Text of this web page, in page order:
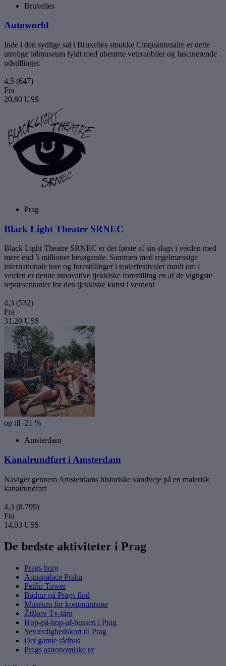
Bruxelles
Autoworld
Inde i den sydlige sal i Bruxelles smukke Cinquantenaire er dette
utrolige bilmuseum fyldt med uberørte veteranbiler og fascinerende
udstillinger.
4,5 (647)
Fra
20,80 US$
Prag
Black Light Theater SRNEC
Black Light Theatre SRNEC er det første af sin slags i verden med
mere end 5 millioner besøgende. Sammen med regelmæssige
internationale ture og forestillinger i teaterfestivaler rundt om i
verden er denne innovative tjekkiske forestilling en af de vigtigste
repræsentanter for den tjekkiske kunst i verden!
4,3 (532)
Fra
31,20 US$
op til -21 %
Amsterdam
Kanalrundfart i Amsterdam
Naviger gennem Amsterdams historiske vandveje på en malerisk
kanalrundfart
4,3 (8.799)
Fra
14,03 US$
De bedste aktiviteter i Prag
Prags borg
Aquapalace Praha
Petřín Tower
Bådtur på Prags flod
Museum for kommunisme
Žižkov Tv-tårn
Hop-på-hop-af-bussen i Prag
Seværdighedskort til Prag
Det gamle rådhus
Prags astronomiske ur